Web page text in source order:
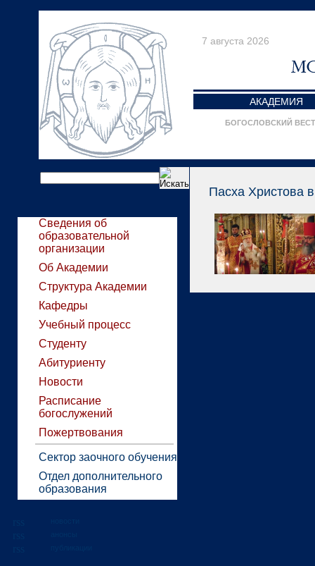
7 августа 2026
АКАДЕМИЯ
БОГОСЛОВСКИЙ
Сведения об
образовательной
организации
Об Академии
Структура Академии
Кафедры
Учебный процесс
Студенту
Абитуриенту
Новости
Расписание
богослужений
Пожертвования
Сектор заочного обучения
Отдел дополнительного
образования
Пасха Христова